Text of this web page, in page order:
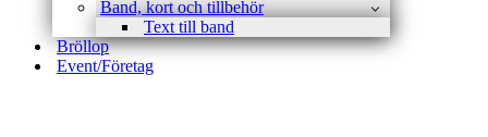
Band, kort och tillbehör
Text till band
Bröllop
Event/Företag